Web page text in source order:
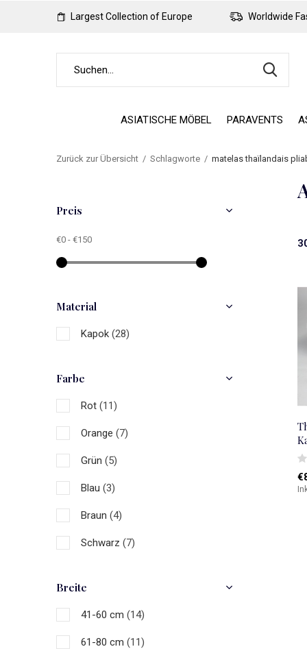
ASIATISCHE MÖBEL PARAVENTS
Largest Collection of Europe Worldwide
Zurück zur Übersicht Schlagworte matelas thaïlandais
Preis
€0 - €150
Material
Kapok (28)
Farbe
Rot (11)
Orange (7)
Grün (5)
Blau (3)
Braun (4)
Schwarz (7)
Breite
41-60 cm (14)
61-80 cm (11)